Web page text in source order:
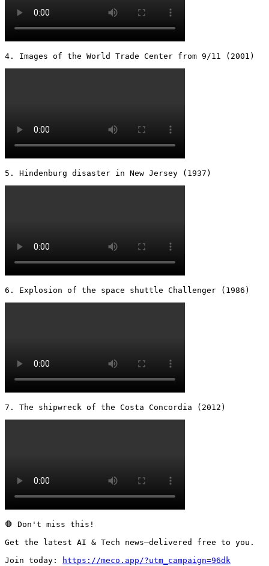
4. Images of the World Trade Center from 9/11 (2001)
5. Hindenburg disaster in New Jersey (1937)
6. Explosion of the space shuttle Challenger (1986)
7. The shipwreck of the Costa Concordia (2012)
🛑 Don't miss this!
Get the latest AI & Tech news—delivered free to you.
Join today:
https://meco.app/?utm_campaign=96dk